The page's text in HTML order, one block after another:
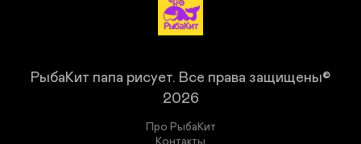
РыбаКит папа рисует. Все права защищены©
2026
Про РыбаКит
Контакты